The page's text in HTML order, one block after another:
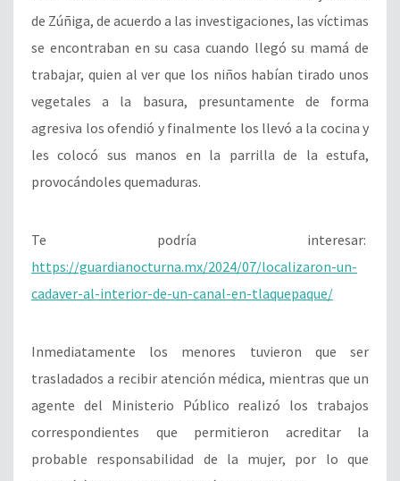
de Zúñiga, de acuerdo a las investigaciones, las víctimas
se encontraban en su casa cuando llegó su mamá de
trabajar, quien al ver que los niños habían tirado unos
vegetales a la basura, presuntamente de forma
agresiva los ofendió y finalmente los llevó a la cocina y
les colocó sus manos en la parrilla de la estufa,
provocándoles quemaduras.
Te podría interesar:
https://guardianocturna.mx/2024/07/localizaron-un-
cadaver-al-interior-de-un-canal-en-tlaquepaque/
Inmediatamente los menores tuvieron que ser
trasladados a recibir atención médica, mientras que un
agente del Ministerio Público realizó los trabajos
correspondientes que permitieron acreditar la
probable responsabilidad de la mujer, por lo que